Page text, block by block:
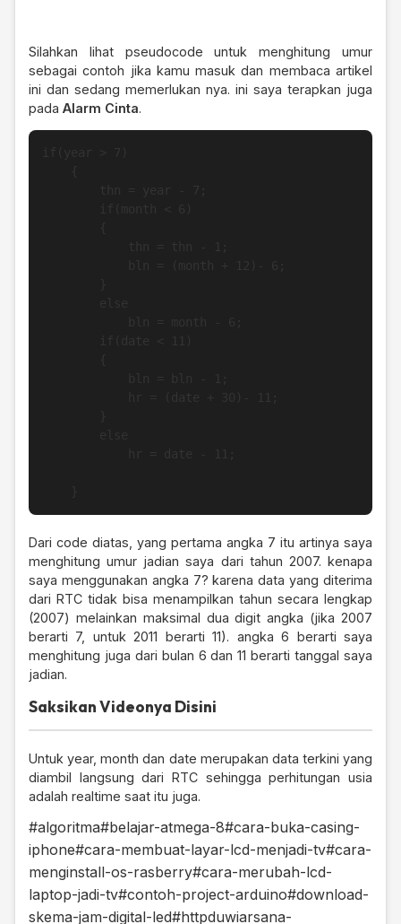
Silahkan lihat pseudocode untuk menghitung umur
sebagai contoh jika kamu masuk dan membaca artikel
ini dan sedang memerlukan nya. ini saya terapkan juga
pada Alarm Cinta.
Dari code diatas, yang pertama angka 7 itu artinya saya
menghitung umur jadian saya dari tahun 2007. kenapa
saya menggunakan angka 7? karena data yang diterima
dari RTC tidak bisa menampilkan tahun secara lengkap
(2007) melainkan maksimal dua digit angka (jika 2007
berarti 7, untuk 2011 berarti 11). angka 6 berarti saya
menghitung juga dari bulan 6 dan 11 berarti tanggal saya
jadian.
Saksikan Videonya Disini
Untuk year, month dan date merupakan data terkini yang
diambil langsung dari RTC sehingga perhitungan usia
adalah realtime saat itu juga.
#algoritma#belajar-atmega-8#cara-buka-casing-
iphone#cara-membuat-layar-lcd-menjadi-tv#cara-
menginstall-os-rasberry#cara-merubah-lcd-
laptop-jadi-tv#contoh-project-arduino#download-
skema-jam-digital-led#httpduwiarsana-